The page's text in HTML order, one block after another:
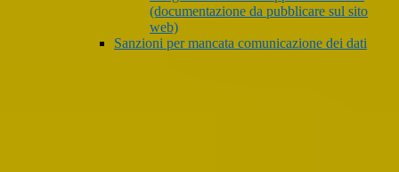
(documentazione da pubblicare sul sito
web)
Sanzioni per mancata comunicazione dei dati